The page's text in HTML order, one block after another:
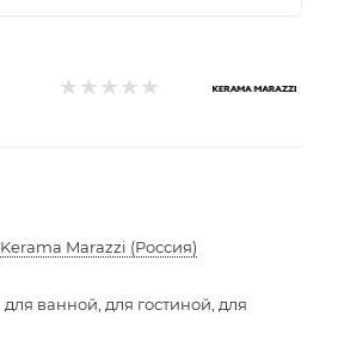
Kerama Marazzi (Россия)
для ванной, для гостиной, для